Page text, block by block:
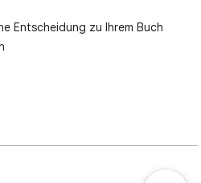
Entscheidung zu Ihrem Buch